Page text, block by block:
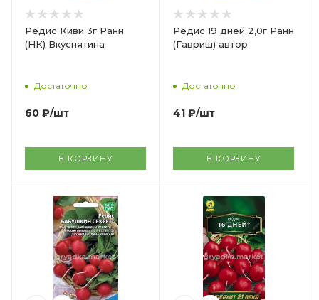
Редис Киви 3г Ранн
(НК) Вкуснятина
Достаточно
60 ₽/шт
В КОРЗИНУ
Редис 19 дней 2,0г Ранн
(Гавриш) автор
Достаточно
41 ₽/шт
В КОРЗИНУ